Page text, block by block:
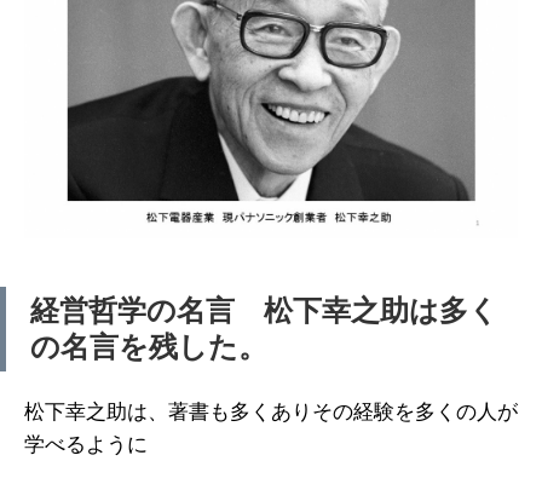
経営哲学の名言 松下幸之助は多く
の名言を残した。
松下幸之助は、著書も多くありその経験を多くの人が
学べるように